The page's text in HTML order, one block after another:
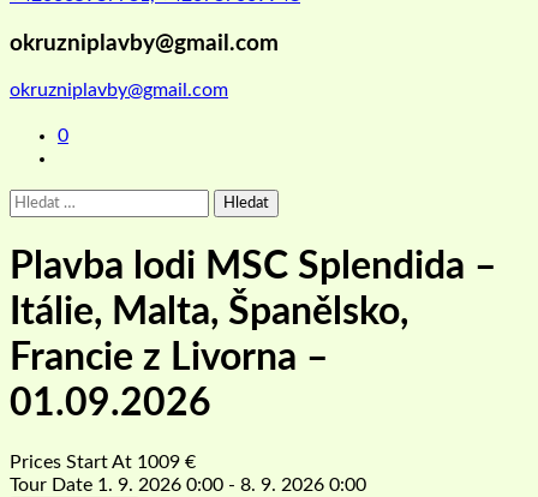
okruzniplavby@gmail.com
okruzniplavby@gmail.com
0
Vyhledávání
Plavba lodi MSC Splendida –
Itálie, Malta, Španělsko,
Francie z Livorna –
01.09.2026
Prices Start At 1009 €
Tour Date 1. 9. 2026 0:00 - 8. 9. 2026 0:00